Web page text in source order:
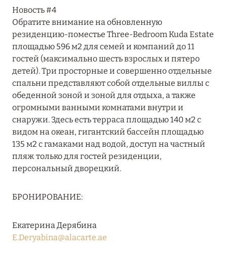
11 декабря 2024
RIXOS PREMIUM SAADIYAT ISLAND ABU DHABI:
КОНЦЕПЦИЯ «ВСЁ ВКЛЮЧЕНО – ВСЁ
ЭКСКЛЮЗИВНО»
Подробнее
27 сентября 2024
HÔTEL BARRIÈRE LES NEIGES
Подробнее
27 сентября 2024
Подробнее
Новость #4
Обратите внимание на обновленную
резиденцию-поместье Three-Bedroom Kuda Estate
площадью 596 м2 для семей и компаний до 11
гостей (максимально шесть взрослых и пятеро
детей). Три просторные и совершенно отдельные
спальни представляют собой отдельные виллы с
обеденной зоной и зоной для отдыха, а также
огромными ванными комнатами внутри и
снаружи. Здесь есть терраса площадью 140 м2 с
видом на океан, гигантский бассейн площадью
135 м2 с гамаками над водой, доступ на частный
пляж только для гостей резиденции,
персональный дворецкий.
БРОНИРОВАНИЕ:
Екатерина Дерябина
E.Deryabina@alacarte.ae